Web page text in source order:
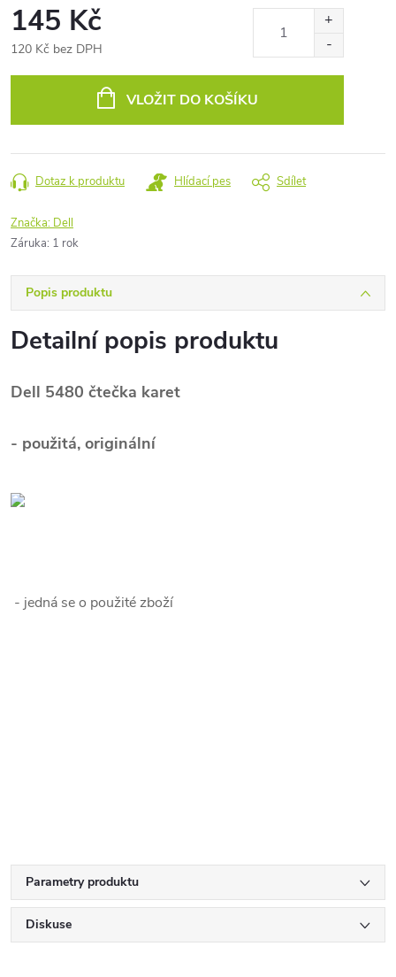
145 Kč
120 Kč bez DPH
VLOŽIT DO KOŠÍKU
Dotaz k produktu Hlídací pes Sdílet
Značka: Dell
Záruka: 1 rok
Popis produktu
Detailní popis produktu
Dell 5480 čtečka karet
- použitá, originální
- jedná se o použité zboží
Parametry produktu
Diskuse